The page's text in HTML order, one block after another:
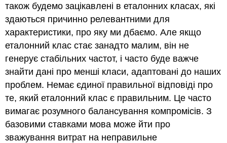
також будемо зацікавлені в еталонних класах, які
здаються причинно релевантними для
характеристики, про яку ми дбаємо. Але якщо
еталонний клас стає занадто малим, він не
генерує стабільних частот, і часто буде важче
знайти дані про менші класи, адаптовані до наших
проблем. Немає єдиної правильної відповіді про
те, який еталонний клас є правильним. Це часто
вимагає розумного балансування компромісів. З
базовими ставками мова може йти про
зважування витрат на неправильне